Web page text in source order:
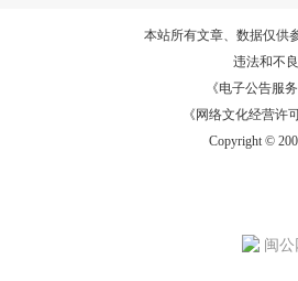
本站所有文章、数据仅供
违法和不
《电子公告服务
《网络文化经营许
Copyright ©
闽公